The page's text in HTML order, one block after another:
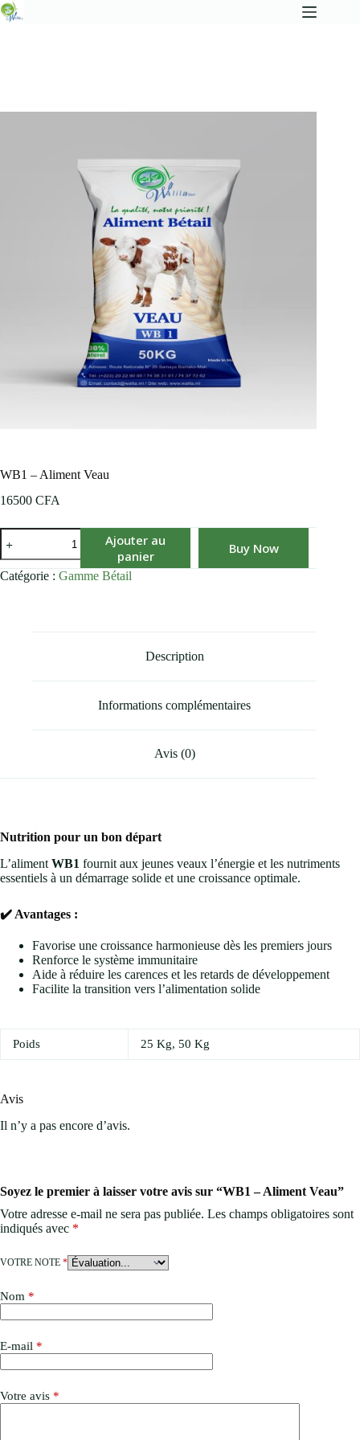
WB1 – Aliment Veau
16500 CFA
Ajouter au
panier
Buy Now
Catégorie : Gamme Bétail
Description
Informations complémentaires
Avis (0)
Nutrition pour un bon départ
L’aliment WB1 fournit aux jeunes veaux l’énergie et les nutriments
essentiels à un démarrage solide et une croissance optimale.
✔️ Avantages :
Favorise une croissance harmonieuse dès les premiers jours
Renforce le système immunitaire
Aide à réduire les carences et les retards de développement
Facilite la transition vers l’alimentation solide
Poids 25 Kg, 50 Kg
Avis
Il n’y a pas encore d’avis.
Soyez le premier à laisser votre avis sur “WB1 – Aliment Veau”
Votre adresse e-mail ne sera pas publiée. Les champs obligatoires sont
indiqués avec *
VOTRE NOTE *
Nom *
E-mail *
Votre avis *